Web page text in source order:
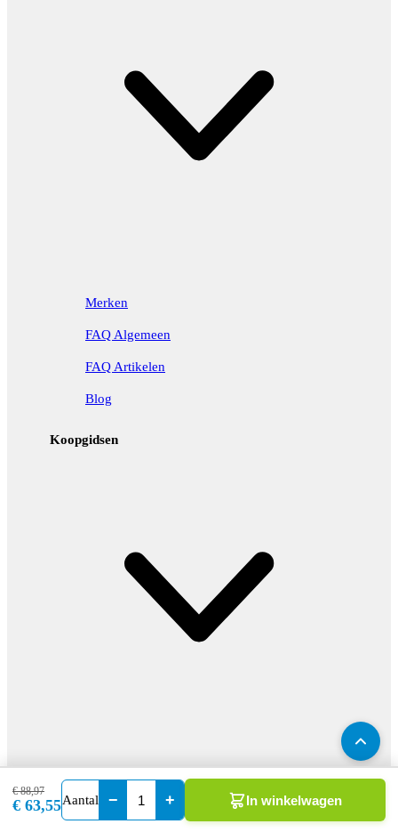
€ 88,97
€ 63,55Aantal − + In winkelwagen
Merken
FAQ Algemeen
FAQ Artikelen
Blog
Koopgidsen
Kies je Douche
Kies je Badkamermeubel